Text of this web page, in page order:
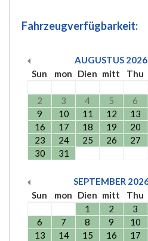
Fahrzeugverfügbarkeit:
AUGUSTUS 2026
Sun
mon Dien mitt Thu
2
3 4 5 6
9
10 11 12 13
16
17 18 19 20
23
24 25 26 27
30
31
SEPTEMBER
Sun
mon Dien mitt Thu
1
2 3
6
7 8 9 10
13
14 15 16 17